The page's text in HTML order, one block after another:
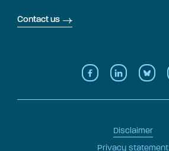
Contact us
Disclaimer
Privacy statement